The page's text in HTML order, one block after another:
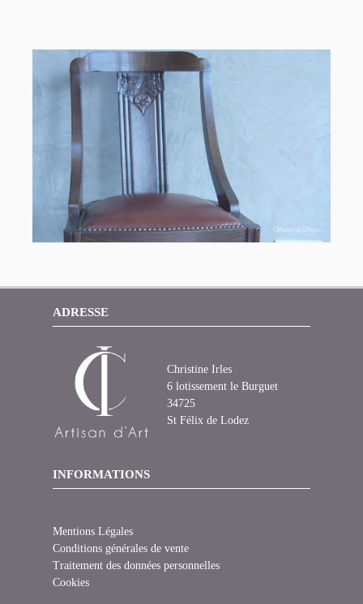
ADRESSE
Christine Irles
6 lotissement le Burguet
34725
St Félix de Lodez
INFORMATIONS
Mentions Légales
Conditions générales de vente
Traitement des données personnelles
Cookies